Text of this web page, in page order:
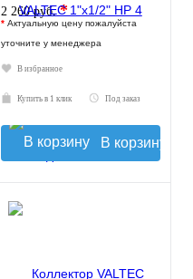
2 260 руб.*
* Актуальную цену пожалуйста
уточните у менеджера
В избранное
Купить в 1 клик Под заказ
В корзину